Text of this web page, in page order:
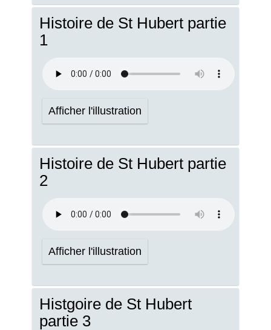
Histoire de St Hubert partie
1
Afficher l'illustration
Histoire de St Hubert partie
2
Afficher l'illustration
Histgoire de St Hubert
partie 3